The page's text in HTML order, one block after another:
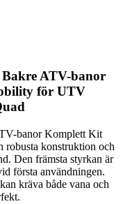
ATV-banor
för UTV
banor Komplett Kit
robusta konstruktion och
Den främsta styrkan är
första användningen.
kräva både vana och